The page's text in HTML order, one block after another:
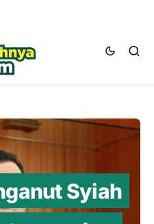
Syiah